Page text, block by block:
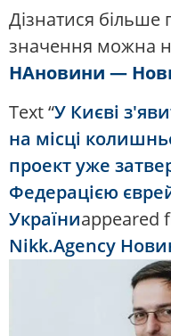
Дізнатися більше
значення можна
НАновини —
Text “У Києві
на місці
проект уже
Федерацією
Україниappeared
Nikk.Agency